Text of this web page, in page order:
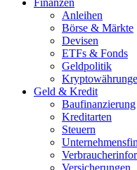
Finanzen
Anleihen
Börse & Märkte
Devisen
ETFs & Fonds
Geldpolitik
Geld & Kredit
Baufinanzierung
Kreditarten
Steuern
Versicherungen